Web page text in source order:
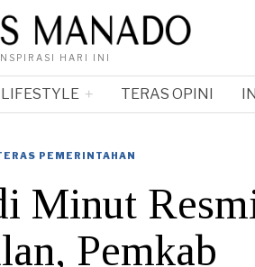
HARI INI
TERAS OPINI
PEMERINTAHAN
Minut
Pemkab